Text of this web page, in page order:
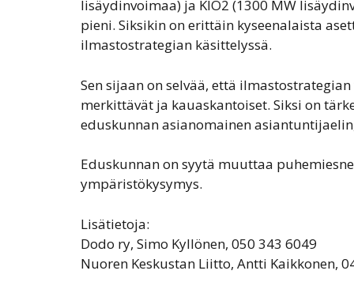
lisäydinvoimaa) ja KIO2 (1300 MW
pieni. Siksikin on erittäin kyseenalaista
ilmastostrategian käsittelyssä.
Sen sijaan on selvää, että
merkittävät ja kauaskantoiset. Siksi on
eduskunnan asianomainen
Eduskunnan on syytä muuttaa
ympäristökysymys.
Lisätietoja:
Dodo ry, Simo Kyllönen, 050 343 6049
Nuoren Keskustan Liitto, Antti Kaikkonen,